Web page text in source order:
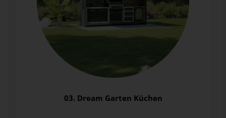
03. Dream Garten Küchen